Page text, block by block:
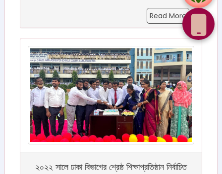
Read More
২০২২ সালে ঢাকা বিভাগের শ্রেষ্ঠ শিক্ষাপ্রতিষ্ঠান নির্বাচিত